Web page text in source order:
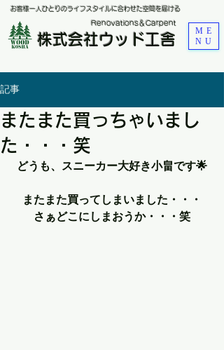
お客様一人ひとりのライフスタイルに合わせた空間を届ける
株式会社ウッド工舎
​Renovations＆Carpent
ME
NU
記事
またまた買っちゃいまし
た・・・笑
どうも、スニーカー大好き小畠です🌟
またまた買ってしまいました・・・
さぁどこにしまおうか・・・笑